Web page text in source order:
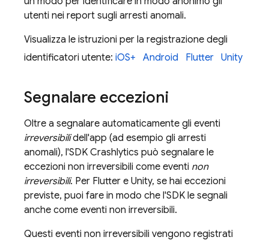
utenti nei report sugli arresti anomali.
Visualizza le istruzioni per la registrazione degli
identificatori utente: iOS+ Android Flutter Unity
Segnalare eccezioni
Oltre a segnalare automaticamente gli eventi
irreversibilidell'app (ad esempio gli arresti
anomali), l'SDK Crashlytics può segnalare le
eccezioni non irreversibili come eventi non
irreversibili. Per Flutter e Unity, se hai eccezioni
previste, puoi fare in modo che l'SDK le segnali
anche come eventi non irreversibili.
Questi eventi non irreversibili vengono registrati